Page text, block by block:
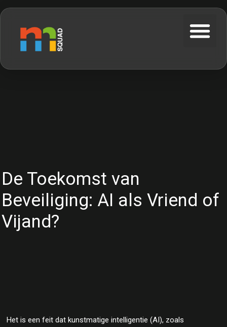
De Toekomst van
Beveiliging: AI als Vriend of
Vijand?
Het is een feit dat kunstmatige intelligentie (AI), zoals